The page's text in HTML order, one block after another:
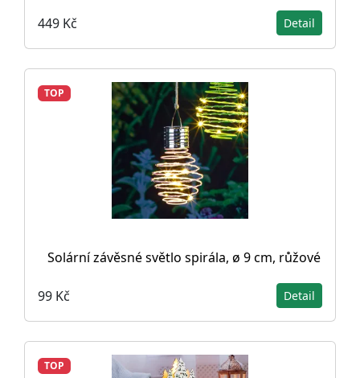
449 Kč Detail
TOP
Solární závěsné světlo spirála, ø 9 cm, růžové
99 Kč Detail
TOP